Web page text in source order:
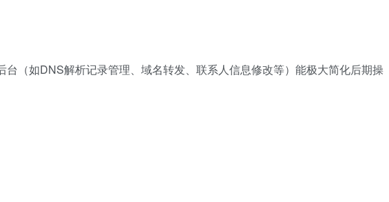
台（如DNS解析记录管理、域名转发、联系人信息修改等）能极大简化后期操